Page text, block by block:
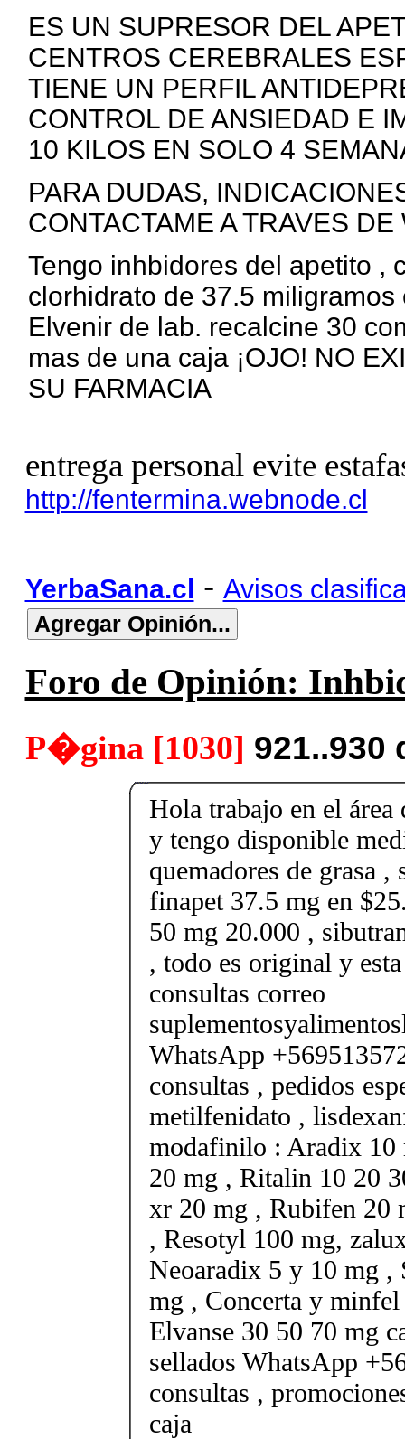
ES UN SUPRESOR DEL
CENTROS CEREBRALES
TIENE UN PERFIL
CONTROL DE ANSIEDAD E
10 KILOS EN SOLO 4
PARA DUDAS,
CONTACTAME A TRAVES
Tengo inhbidores del apetito ,
clorhidrato de 37.5
Elvenir de lab. recalcine 30
mas de una caja ¡OJO! NO
SU FARMACIA
entrega personal evite
http://fentermina.webnode.cl
YerbaSana.cl - Avisos
Foro de Opinión:
P�gina [1030] 921..930
Hola trabajo en el
y tengo disponible
quemadores de grasa
finapet 37.5 mg en
50 mg 20.000 ,
, todo es original y
consultas correo
WhatsApp
consultas , pedidos
metilfenidato ,
modafinilo : Aradix 10
20 mg , Ritalin 10 20
xr 20 mg , Rubifen 20
, Resotyl 100 mg,
Neoaradix 5 y 10 mg ,
mg , Concerta y
Elvanse 30 50 70 mg
sellados WhatsApp
consultas ,
caja